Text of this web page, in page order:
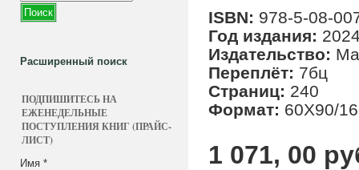
Расширенный поиск
ПОДПИШИТЕСЬ НА
ЕЖЕНЕДЕЛЬНЫЕ
ПОСТУПЛЕНИЯ КНИГ (ПРАЙС-
ЛИСТ)
Имя *
ISBN: 978-5-08-
Год издания:
Издательство:
Переплёт: 7бц
Страниц: 240
Формат: 60Х90/16
1 071, 00